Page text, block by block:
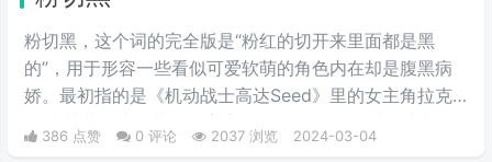
粉切黑，这个词的完全版是“粉红的切开来里面都是黑
的”，用于形容一些看似可爱软萌的角色内在却是腹黑病
娇。最初指的是《机动战士高达Seed》里的女主角拉克
丝·克莱茵。这位著名的宇宙歌姬，PLANT星球前议长希
格尔之女有着可爱的外表和成熟的政治手腕。后来从她这
386 点赞 0 评论 2037 浏览 2024-03-04